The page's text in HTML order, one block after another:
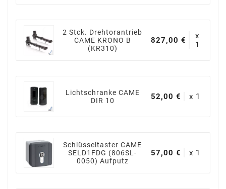
2 Stck. Drehtorantrieb
CAME KRONO B
(KR310)
827,00 €
x
1
Lichtschranke CAME
DIR 10
52,00 € x 1
Schlüsseltaster CAME
SELD1FDG (806SL-
0050) Aufputz
57,00 € x 1